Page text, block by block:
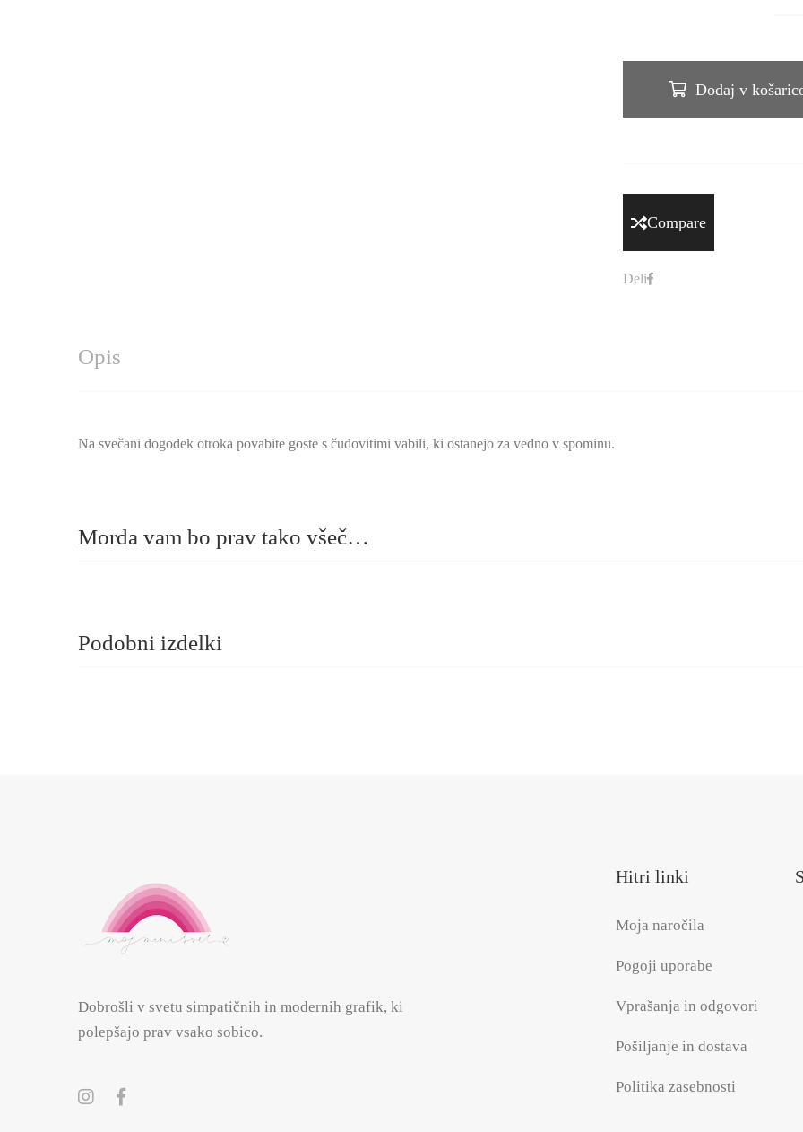
Dodaj v
Compare
Deli
Opis
Na svečani dogodek otroka povabite goste s čudovitimi vabili, ki ostanejo za vedno v spominu.
Morda vam bo prav tako všeč…
Podobni izdelki
Dobrošli v svetu simpatičnih in modernih grafik, ki
polepšajo prav vsako sobico.
Hitri linki
Moja naročila
Pogoji uporabe
Vprašanja in odgovori
Pošiljanje in dostava
Politika zasebnosti